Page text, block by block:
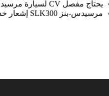
يحتاج مفصل CV لسيارة مرسيدس-بنز SLK300 إلى استبدال
مرسيدس-بنز SLK300 إشعار خدمة مفصل عن مفصل CV